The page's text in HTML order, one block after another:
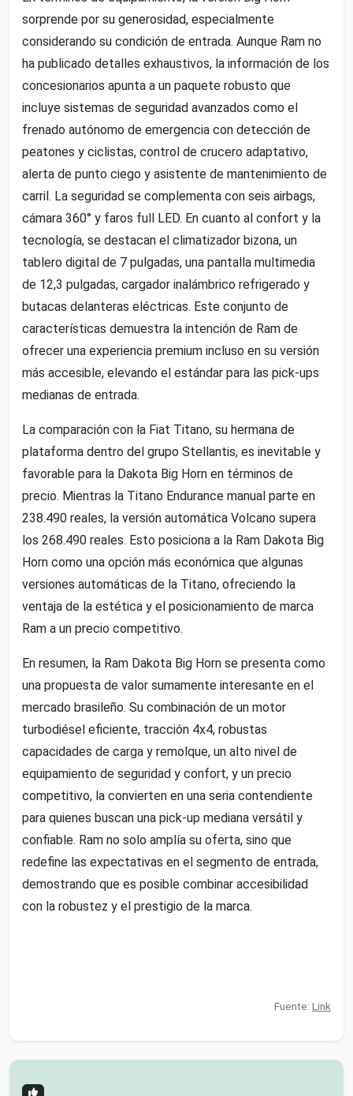
sorprende por su generosidad, especialmente
considerando su condición de entrada. Aunque Ram no
ha publicado detalles exhaustivos, la información de los
concesionarios apunta a un paquete robusto que
incluye sistemas de seguridad avanzados como el
frenado autónomo de emergencia con detección de
peatones y ciclistas, control de crucero adaptativo,
alerta de punto ciego y asistente de mantenimiento de
carril. La seguridad se complementa con seis airbags,
cámara 360° y faros full LED. En cuanto al confort y la
tecnología, se destacan el climatizador bizona, un
tablero digital de 7 pulgadas, una pantalla multimedia
de 12,3 pulgadas, cargador inalámbrico refrigerado y
butacas delanteras eléctricas. Este conjunto de
características demuestra la intención de Ram de
ofrecer una experiencia premium incluso en su versión
más accesible, elevando el estándar para las pick-ups
medianas de entrada.
La comparación con la Fiat Titano, su hermana de
plataforma dentro del grupo Stellantis, es inevitable y
favorable para la Dakota Big Horn en términos de
precio. Mientras la Titano Endurance manual parte en
238.490 reales, la versión automática Volcano supera
los 268.490 reales. Esto posiciona a la Ram Dakota Big
Horn como una opción más económica que algunas
versiones automáticas de la Titano, ofreciendo la
ventaja de la estética y el posicionamiento de marca
Ram a un precio competitivo.
En resumen, la Ram Dakota Big Horn se presenta como
una propuesta de valor sumamente interesante en el
mercado brasileño. Su combinación de un motor
turbodiésel eficiente, tracción 4x4, robustas
capacidades de carga y remolque, un alto nivel de
equipamiento de seguridad y confort, y un precio
competitivo, la convierten en una seria contendiente
para quienes buscan una pick-up mediana versátil y
confiable. Ram no solo amplía su oferta, sino que
redefine las expectativas en el segmento de entrada,
demostrando que es posible combinar accesibilidad
con la robustez y el prestigio de la marca.
Fuente: Link